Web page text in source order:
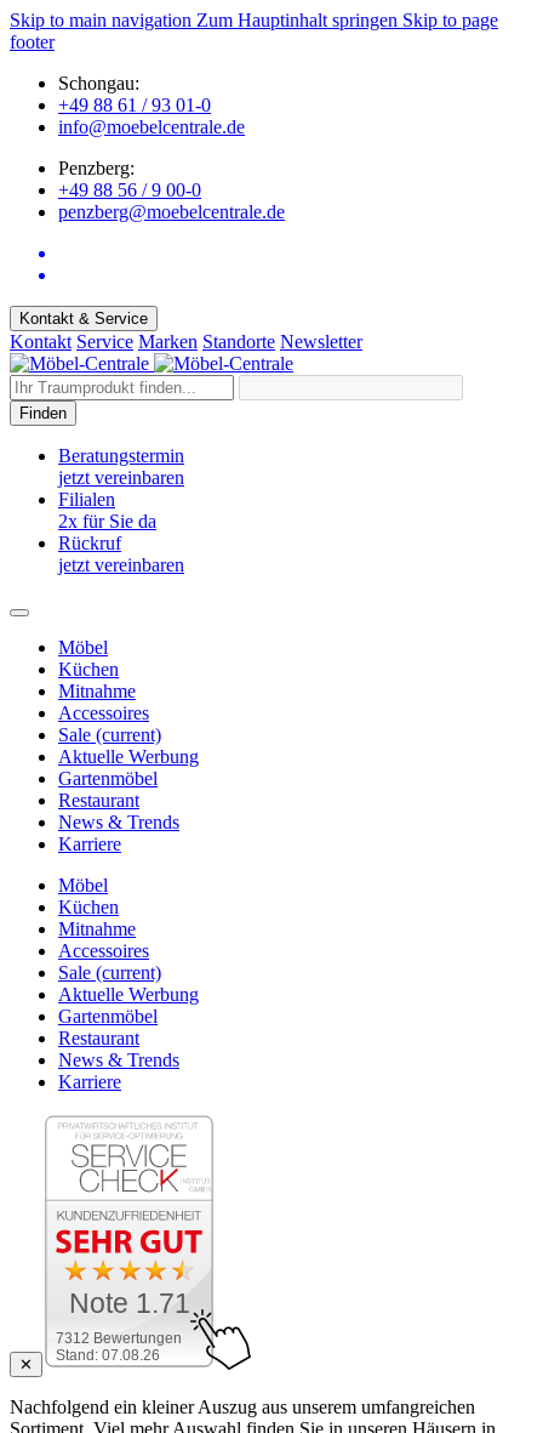
Skip to main navigation Zum Hauptinhalt springen Skip to page
footer
Schongau:
+49 88 61 / 93 01-0
info@moebelcentrale.de
Penzberg:
+49 88 56 / 9 00-0
penzberg@moebelcentrale.de
Kontakt & Service
Kontakt Service Marken Standorte Newsletter
Finden
Beratungstermin
jetzt vereinbaren
Filialen
2x für Sie da
Rückruf
jetzt vereinbaren
Möbel
Küchen
Mitnahme
Accessoires
Sale (current)
Aktuelle Werbung
Gartenmöbel
Restaurant
News & Trends
Karriere
Möbel
Küchen
Mitnahme
Accessoires
Sale (current)
Aktuelle Werbung
Gartenmöbel
Restaurant
News & Trends
Karriere
✕
7312 Bewertungen
Stand: 07.08.26
Note 1.71
Nachfolgend ein kleiner Auszug aus unserem umfangreichen
Sortiment. Viel mehr Auswahl finden Sie in unseren Häusern in